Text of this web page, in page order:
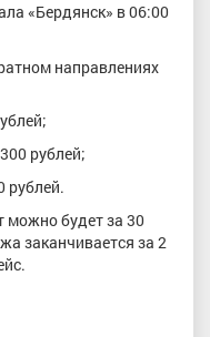
«Бердянск» в 06:00
направлениях
рублей;
рублей.
можно будет за 30
заканчивается за 2